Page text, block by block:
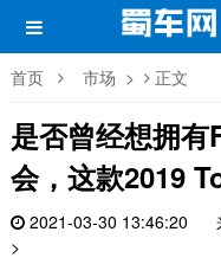
首页 市场 > 正文
是否曾经想拥
会，这款2019
2021-03-30 13:46:20
>